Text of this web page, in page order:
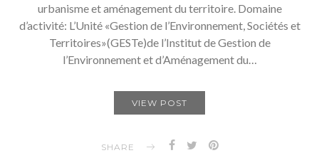
urbanisme et aménagement du territoire. Domaine
d’activité: L’Unité «Gestion de l’Environnement, Sociétés et
Territoires»(GESTe)de l’Institut de Gestion de
l’Environnement et d’Aménagement du…
VIEW POST
SHARE